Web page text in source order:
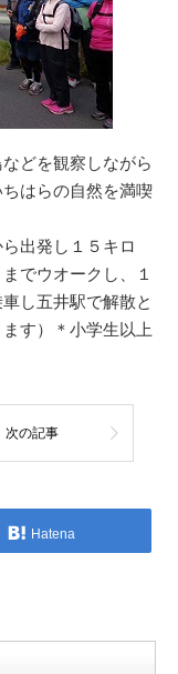
どを観察しながら
はらの自然を満喫
出発し１５キロ
でウオークし、１
し五井駅で解散と
す）＊小学生以上
次の記事
Hatena